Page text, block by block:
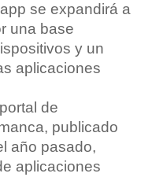
se expandirá a
una base
y un
aplicaciones
de
publicado
año pasado,
aplicaciones